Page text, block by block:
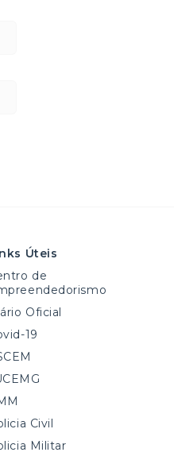
Úteis
de
Oficial
19
Civil
Militar